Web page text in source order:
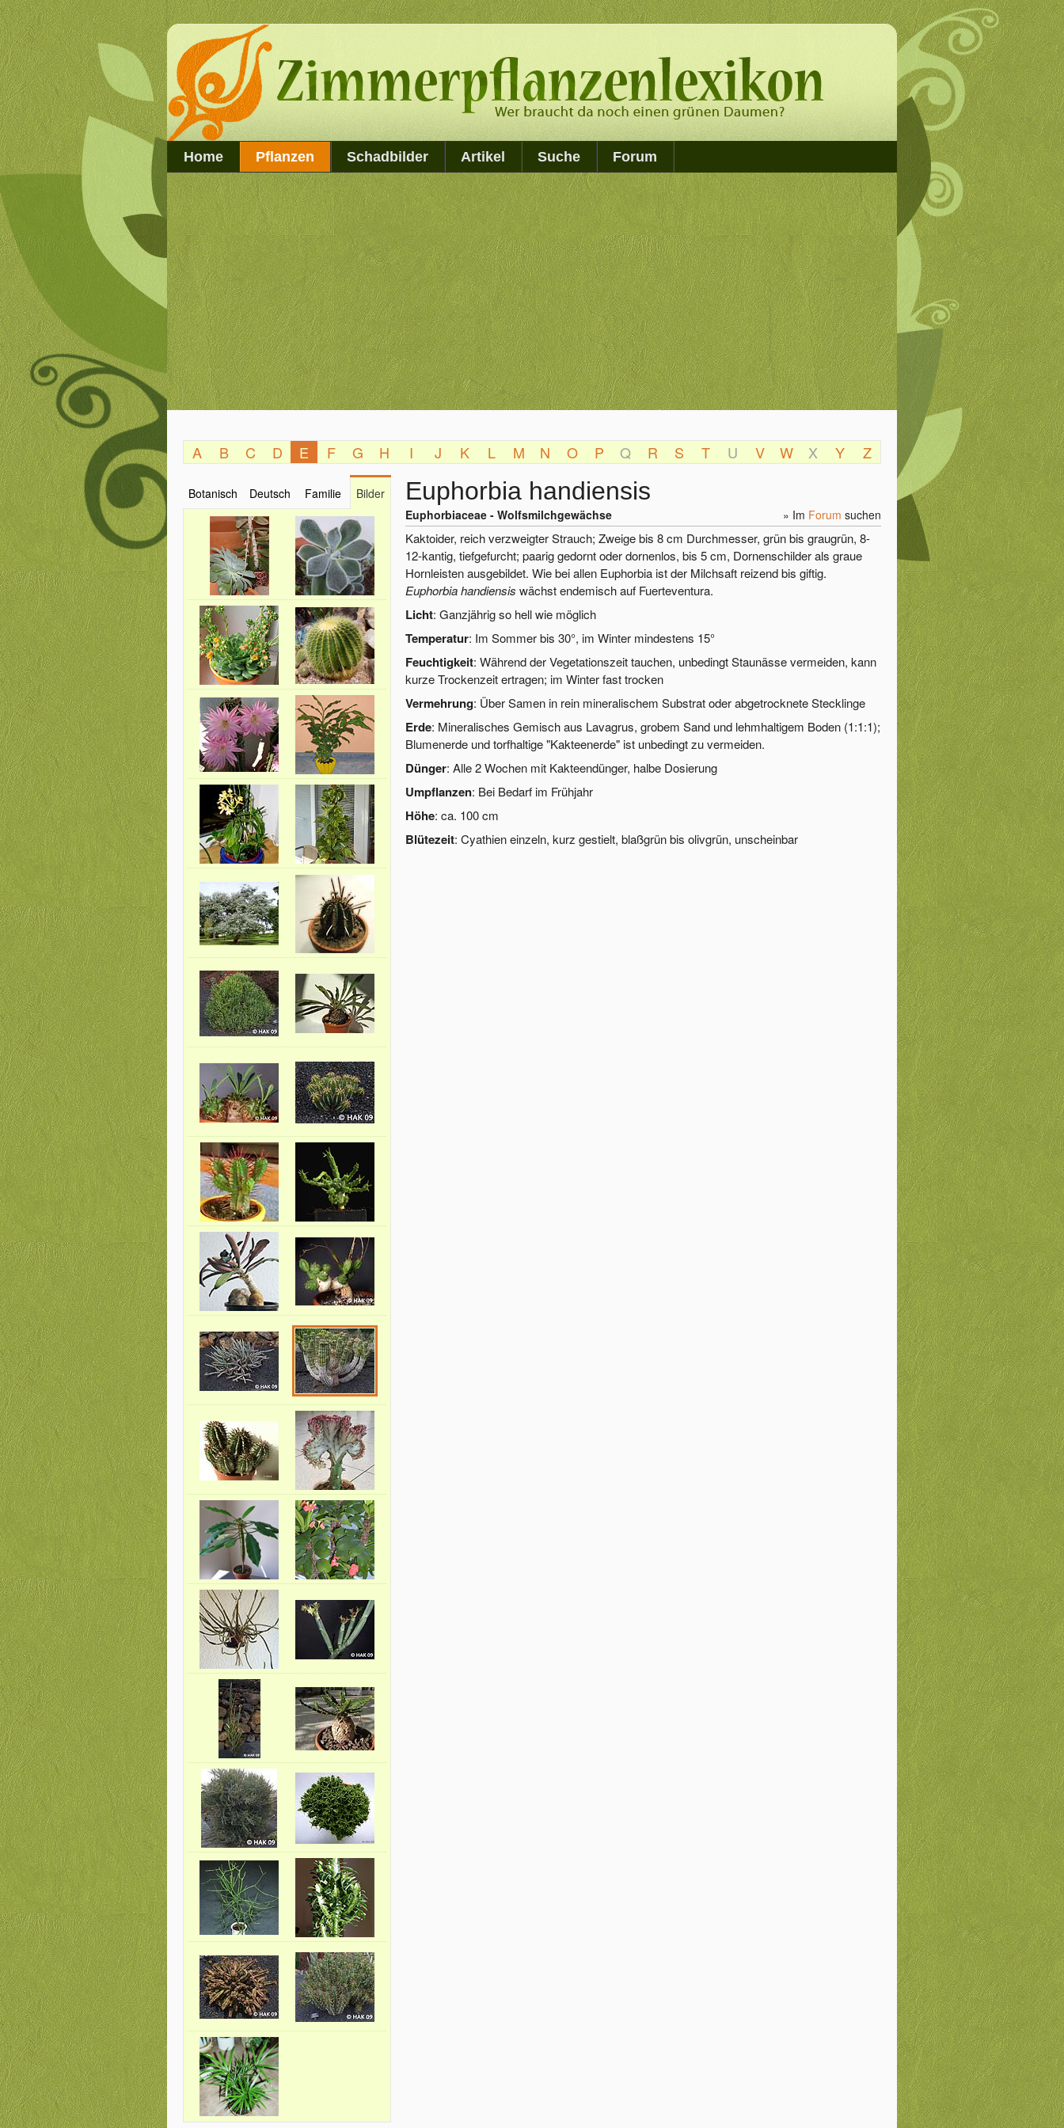
Home Pflanzen Schadbilder Artikel Suche Forum
A B C D E F G H I J K L M N O P Q R S T U V W X Y Z
Euphorbia handiensis
» Im Forum suchen
Euphorbiaceae - Wolfsmilchgewächse
Kaktoider, reich verzweigter Strauch; Zweige bis 8 cm Durchmesser, grün bis graugrün, 8-
12-kantig, tiefgefurcht; paarig gedornt oder dornenlos, bis 5 cm, Dornenschilder als graue
Hornleisten ausgebildet. Wie bei allen Euphorbia ist der Milchsaft reizend bis giftig.
Euphorbia handiensis wächst endemisch auf Fuerteventura.
Licht: Ganzjährig so hell wie möglich
Temperatur: Im Sommer bis 30°, im Winter mindestens 15°
Feuchtigkeit: Während der Vegetationszeit tauchen, unbedingt Staunässe vermeiden, kann
kurze Trockenzeit ertragen; im Winter fast trocken
Vermehrung: Über Samen in rein mineralischem Substrat oder abgetrocknete Stecklinge
Erde: Mineralisches Gemisch aus Lavagrus, grobem Sand und lehmhaltigem Boden (1:1:1);
Blumenerde und torfhaltige "Kakteenerde" ist unbedingt zu vermeiden.
Dünger: Alle 2 Wochen mit Kakteendünger, halbe Dosierung
Umpflanzen: Bei Bedarf im Frühjahr
Höhe: ca. 100 cm
Blütezeit: Cyathien einzeln, kurz gestielt, blaßgrün bis olivgrün, unscheinbar
Botanisch Deutsch Familie Bilder